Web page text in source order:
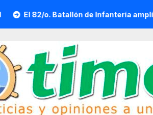
Batallón de Infantería amplía la